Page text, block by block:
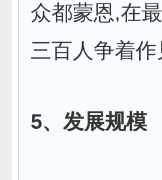
众都蒙恩,在
三百人争着作
5、发展规模